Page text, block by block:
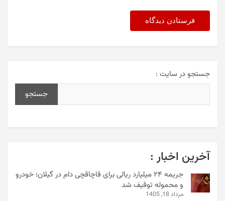
جستجو در سایت :
جستجو
آخرین اخبار :
جریمه ۲۴ میلیارد ریالی برای قاچاقچی دام در گیلان؛ خودرو
و محموله توقیف شد
مرداد 18, 1405